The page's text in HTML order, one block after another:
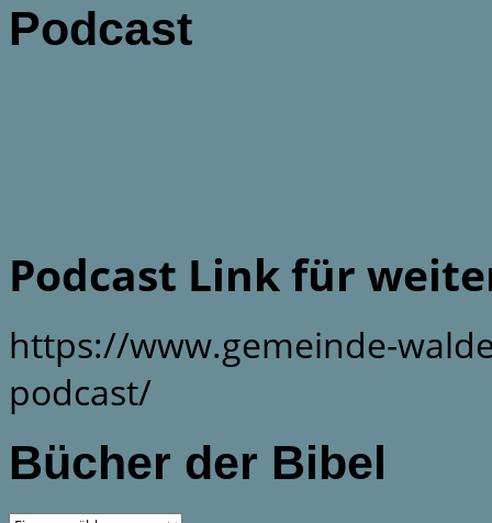
Podcast
Podcast Link für
https://www.gemeinde-
podcast/
Bücher der Bibel